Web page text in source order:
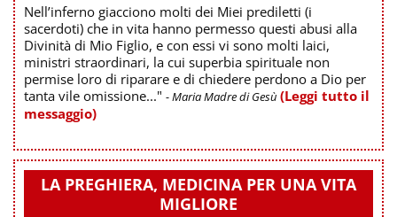
Nell’inferno giacciono molti dei Miei prediletti (i
sacerdoti) che in vita hanno permesso questi abusi alla
Divinità di Mio Figlio, e con essi vi sono molti laici,
ministri straordinari, la cui superbia spirituale non
permise loro di riparare e di chiedere perdono a Dio per
tanta vile omissione..." - Maria Madre di Gesù (Leggi tutto il
messaggio)
LA PREGHIERA, MEDICINA PER UNA VITA
MIGLIORE